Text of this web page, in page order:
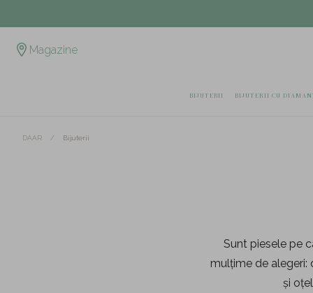
Magazine
BIJUTERII BIJUTERII CU
DAAR / Bijuterii
Sunt piesele pe
mulțime de alegeri:
și